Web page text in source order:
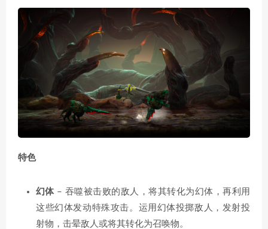
特色
幻体– 吞噬被击败的敌人，将其转化为幻体，再利用
这些幻体发动特殊攻击。运用幻体投掷敌人，发射投
射物，击晕敌人或将其转化为召唤物。